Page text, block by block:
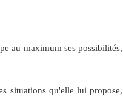
au maximum ses possibilités,
situations qu'elle lui propose,